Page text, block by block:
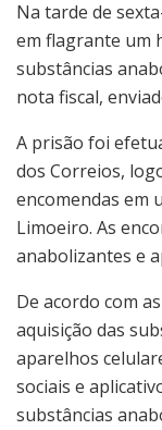
Na tarde de
em flagrante um
substâncias
nota fiscal,
A prisão foi
dos Correios,
encomendas em
Limoeiro. As
anabolizantes e
De acordo com
aquisição das
aparelhos
sociais e
substâncias